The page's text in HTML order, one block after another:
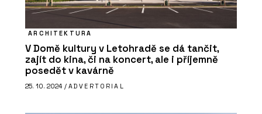
ARCHITEKTURA
V Domě kultury v Letohradě se dá tančit,
zajít do kina, či na koncert, ale i příjemně
posedět v kavárně
25. 10. 2024 / ADVERTORIAL